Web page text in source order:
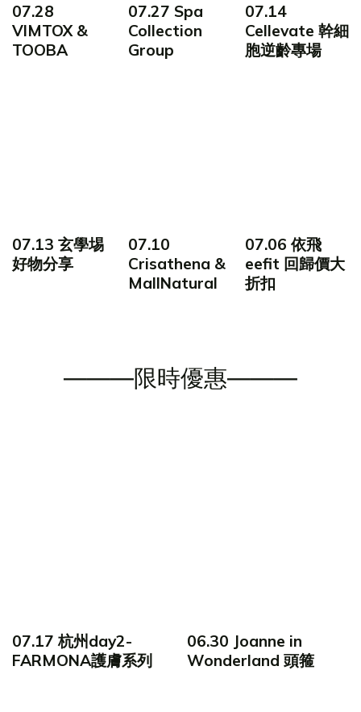
07.28
VIMTOX &
TOOBA
07.27 Spa
Collection
Group
07.14
Cellevate 幹細
胞逆齡專場
07.13 玄學埸
好物分享
07.10
Crisathena &
MallNatural
07.06 依飛
eefit 回歸價大
折扣
———限時優惠———
07.17 杭州day2-
FARMONA護膚系列
06.30 Joanne in
Wonderland 頭箍